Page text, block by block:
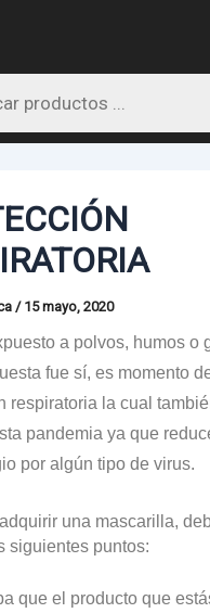
/ 15 mayo, 2020
a polvos, humos o
fue sí, es momento
respiratoria la cual
pandemia ya que
por algún tipo de virus.
una mascarilla,
siguientes puntos:
que el producto que